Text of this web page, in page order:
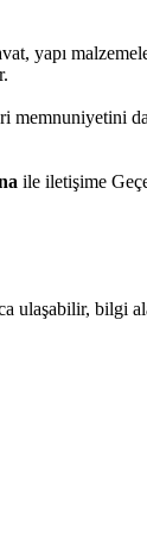
yapı
ile iletişime
ulaşabilir, bilgi